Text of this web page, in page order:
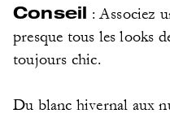
Conseil : Associez
presque tous les looks
toujours chic.
Du blanc hivernal aux